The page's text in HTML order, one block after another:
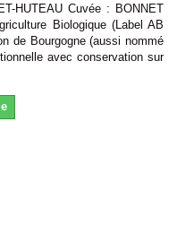
HUTEAU Cuvée : BONNET
Biologique (Label AB
de Bourgogne (aussi nommé
avec conservation sur